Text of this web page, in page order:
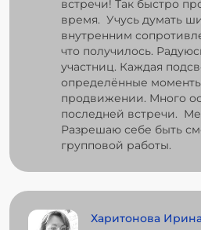
встречи! Так быстро
время. Учусь думать
внутренним
что получилось.
участниц. Каждая
определённые
продвижении. Много
последней встречи.
Разрешаю себе быть
групповой работы.
Харитонова Ирина